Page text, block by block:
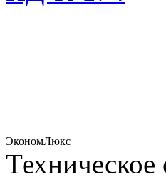
ЭкономЛюкс
Техническое